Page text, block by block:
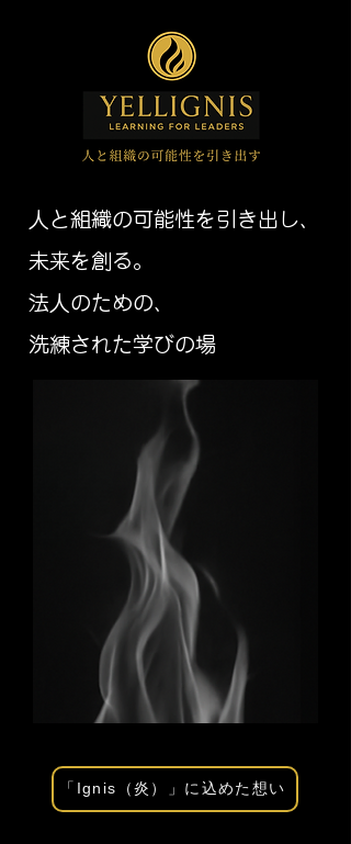
人と組織の可能性を引き出し、
未来を創る。
法人のための、
洗練された学びの場
「Ignis（炎）」に込めた想い